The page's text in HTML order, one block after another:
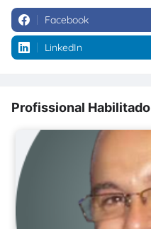
Facebook
LinkedIn
Profissional Habilitado